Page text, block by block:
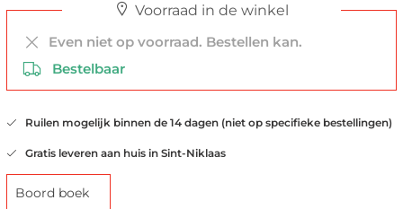
Voorraad in de winkel
Even niet op voorraad. Bestellen kan.
Bestelbaar
Ruilen mogelijk binnen de 14 dagen (niet op specifieke bestellingen)
Gratis leveren aan huis in Sint-Niklaas
Boord boek